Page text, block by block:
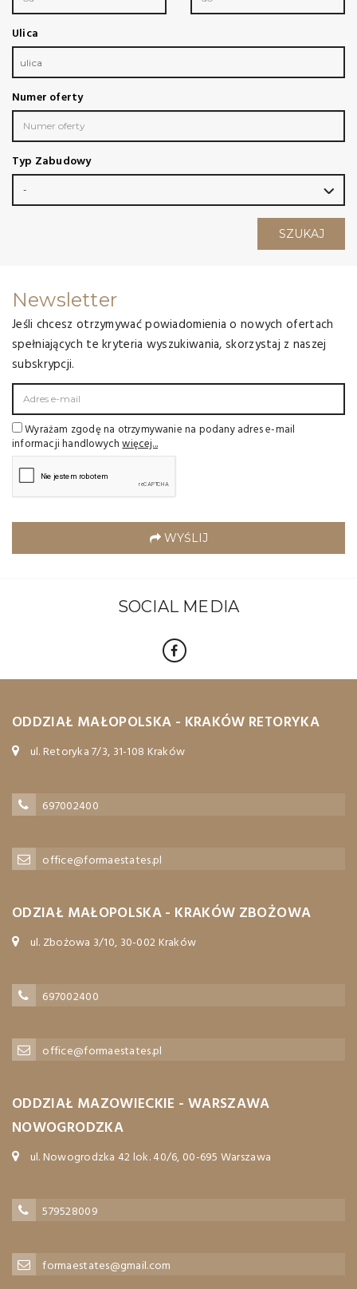
Ulica
ulica
Numer oferty
Typ Zabudowy
-
SZUKAJ
Newsletter
Jeśli chcesz otrzymywać powiadomienia o nowych ofertach
spełniających te kryteria wyszukiwania, skorzystaj z naszej
subskrypcji.
Wyrażam zgodę na otrzymywanie na podany adres e-mail
informacji handlowychwięcej...
WYŚLIJ
SOCIAL MEDIA
ODDZIAŁ MAŁOPOLSKA - KRAKÓW RETORYKA
ul. Retoryka 7/3, 31-108 Kraków
697002400
office@formaestates.pl
ODZIAŁ MAŁOPOLSKA - KRAKÓW ZBOŻOWA
ul. Zbożowa 3/10, 30-002 Kraków
697002400
office@formaestates.pl
ODDZIAŁ MAZOWIECKIE - WARSZAWA
NOWOGRODZKA
ul. Nowogrodzka 42 lok. 40/6, 00-695 Warszawa
579528009
formaestates@gmail.com